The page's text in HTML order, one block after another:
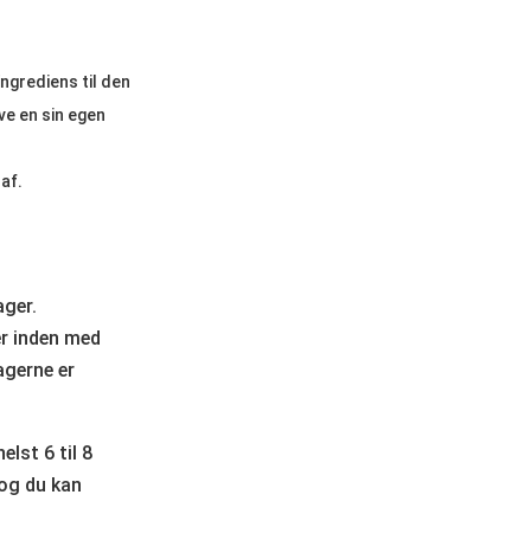
til den
en sin egen
inden med
er
6 til 8
du kan